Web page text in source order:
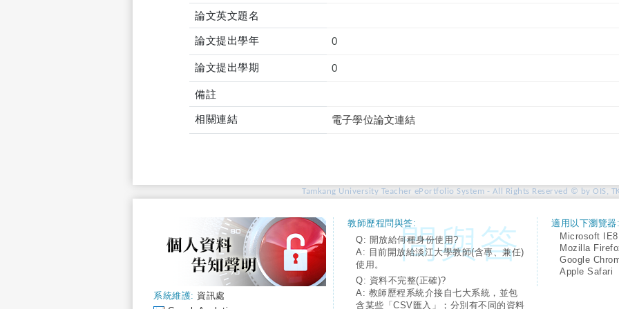
論文英文題名
論文提出學年 0
論文提出學期 0
備註
相關連結 電子學位論文連結
Tamkang University Teacher ePortfolio System - All Rights Reserved © by OIS,
系統維護: 資訊處
教師歷程問與答:
Q: 開放給何種身份使用?
A: 目前開放給淡江大學教師(含專、兼任)
使用。
Q: 資料不完整(正確)?
A: 教師歷程系統介接自七大系統，並包
含某些「CSV匯入」；分別有不同的資料
適用以下瀏覽器:
Microsoft
Mozilla
Google
Apple Safari